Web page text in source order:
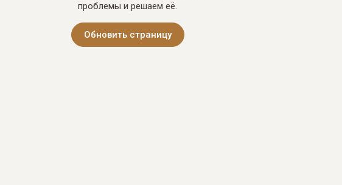
проблемы и решаем её.
Обновить страницу